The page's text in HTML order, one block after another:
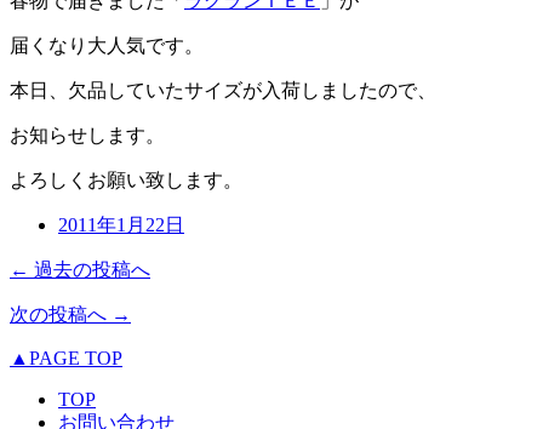
届くなり大人気です。
本日、欠品していたサイズが入荷しましたので、
お知らせします。
よろしくお願い致します。
2011年1月22日
← 過去の投稿へ
次の投稿へ →
▲PAGE TOP
TOP
お問い合わせ